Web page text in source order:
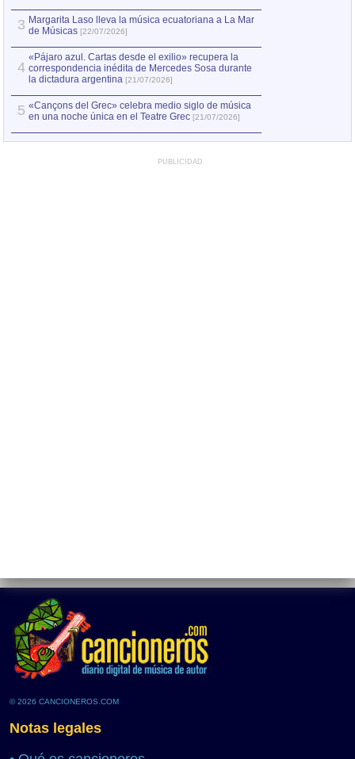
3 Margarita Laso lleva la música ecuatoriana a La Mar
de Músicas [22/07/2026]
4
«Pájaro azul. Cartas desde el exilio» recupera la
correspondencia inédita de Mercedes Sosa durante
la dictadura argentina [21/07/2026]
5 «Cançons del Grec» celebra medio siglo de música
en una noche única en el Teatre Grec [21/07/2026]
PUBLICIDAD
© 2026 CANCIONEROS.COM
Notas legales